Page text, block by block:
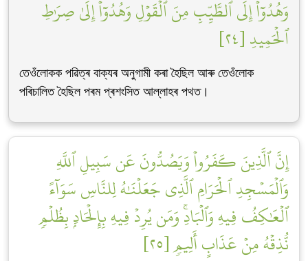
وَهُدُوٓاْ إِلَى ٱلطَّيِّبِ مِنَ ٱلۡقَوۡلِ وَهُدُوٓاْ إِلَىٰ صِرَٰطِ
ٱلۡحَمِيدِ [٢٤]
তেওঁলোকক পৱিত্ৰ বাক্যৰ অনুগামী কৰা হৈছিল আৰু তেওঁলোক
পৰিচালিত হৈছিল পৰম প্ৰশংসিত আল্লাহৰ পথত।
إِنَّ ٱلَّذِينَ كَفَرُواْ وَيَصُدُّونَ عَن سَبِيلِ ٱللَّهِ
وَٱلۡمَسۡجِدِ ٱلۡحَرَامِ ٱلَّذِي جَعَلۡنَٰهُ لِلنَّاسِ سَوَآءً
ٱلۡعَٰكِفُ فِيهِ وَٱلۡبَادِۚ وَمَن يُرِدۡ فِيهِ بِإِلۡحَادِۭ بِظُلۡمٖ
نُّذِقۡهُ مِنۡ عَذَابٍ أَلِيمٖ [٢٥]